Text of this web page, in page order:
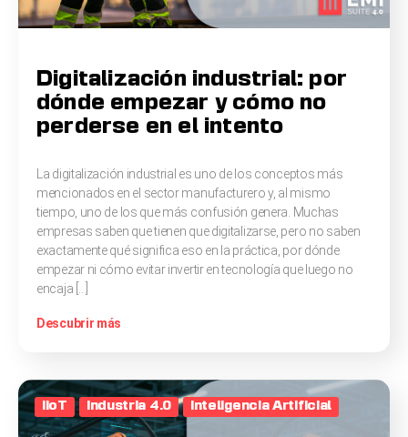
Digitalización industrial: por
dónde empezar y cómo no
perderse en el intento
La digitalización industrial es uno de los conceptos más
mencionados en el sector manufacturero y, al mismo
tiempo, uno de los que más confusión genera. Muchas
empresas saben que tienen que digitalizarse, pero no saben
exactamente qué significa eso en la práctica, por dónde
empezar ni cómo evitar invertir en tecnología que luego no
encaja […]
Descubrir más
IIoT Industria 4.0 Inteligencia Artificial